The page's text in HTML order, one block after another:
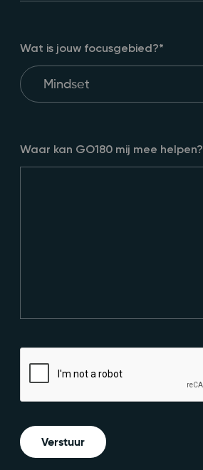
Wat is jouw focusgebied?*
Waar kan GO180 mij mee helpen?